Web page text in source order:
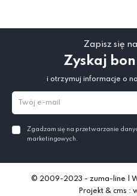
Zapisz się
Zyskaj
i otrzymuj informacje o
Zgadzam się na przetwarzanie
marketingowych.
© 2009-2023 - zuma-line |
Projekt & cms :